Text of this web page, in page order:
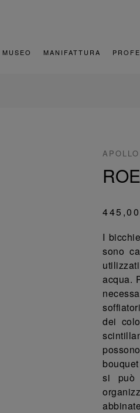
MUSEO MANIFATTURA
APOLLO
I
sono
acqua.
dei
si può